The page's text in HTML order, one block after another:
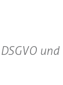
und